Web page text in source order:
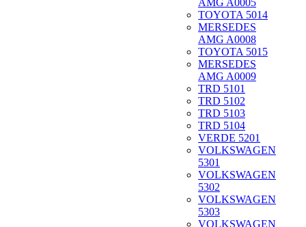
AMG A0005
TOYOTA 5014
MERSEDES
AMG A0008
TOYOTA 5015
MERSEDES
AMG A0009
TRD 5101
TRD 5102
TRD 5103
TRD 5104
VERDE 5201
VOLKSWAGEN
5301
VOLKSWAGEN
5302
VOLKSWAGEN
5303
VOLKSWAGEN